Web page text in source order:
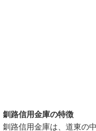
釧路信用金庫の特徴
釧路信用金庫は、道東の